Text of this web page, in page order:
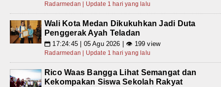
Radarmedan | Update 1 hari yang lalu
Wali Kota Medan Dikukuhkan Jadi Duta
Penggerak Ayah Teladan
📅 17:24:45 | 05 Agu 2026 | 👁 199 view
Radarmedan | Update 1 hari yang lalu
Rico Waas Bangga Lihat Semangat dan
Kekompakan Siswa Sekolah Rakyat